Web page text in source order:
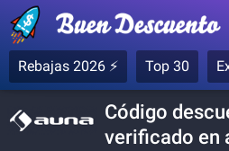
Rebajas 2026 ⚡ Top 30
Código
verificado en